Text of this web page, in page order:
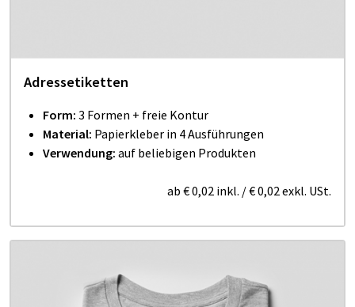
Adressetiketten
Form: 3 Formen + freie Kontur
Material: Papierkleber in 4 Ausführungen
Verwendung: auf beliebigen Produkten
ab € 0,02 inkl. /€ 0,02exkl. USt.